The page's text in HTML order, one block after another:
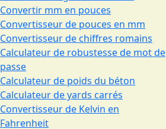
Convertir mm en pouces
Convertisseur de pouces en mm
Convertisseur de chiffres romains
Calculateur de robustesse de mot de
passe
Calculateur de poids du béton
Calculateur de yards carrés
Convertisseur de Kelvin en
Fahrenheit